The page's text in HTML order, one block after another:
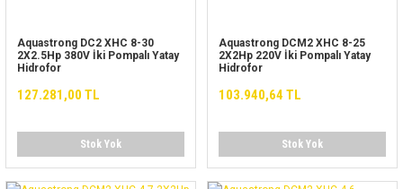
Aquastrong DC2 XHC 8-30
2X2.5Hp 380V İki Pompalı Yatay
Hidrofor
127.281,00 TL
Stok Yok
Aquastrong DCM2 XHC 8-25
2X2Hp 220V İki Pompalı Yatay
Hidrofor
103.940,64 TL
Stok Yok